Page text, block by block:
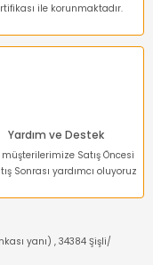
ile korunmaktadır.
Yardım ve Destek
Satış Öncesi
Sonrası yardımcı oluyoruz
yanı) , 34384 Şişli/